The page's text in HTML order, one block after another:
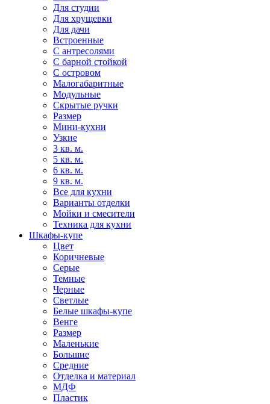
Для студии
Для хрущевки
Для дачи
Встроенные
С антресолями
С барной стойкой
С островом
Малогабаритные
Модульные
Скрытые ручки
Размер
Мини-кухни
Узкие
3 кв. м.
5 кв. м.
6 кв. м.
9 кв. м.
Все для кухни
Варианты отделки
Мойки и смесители
Техника для кухни
Шкафы-купе
Цвет
Коричневые
Серые
Темные
Черные
Светлые
Белые шкафы-купе
Венге
Размер
Маленькие
Большие
Средние
Отделка и материал
МДФ
Пластик